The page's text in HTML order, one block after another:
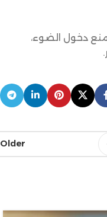
دخول الضوء،
Older